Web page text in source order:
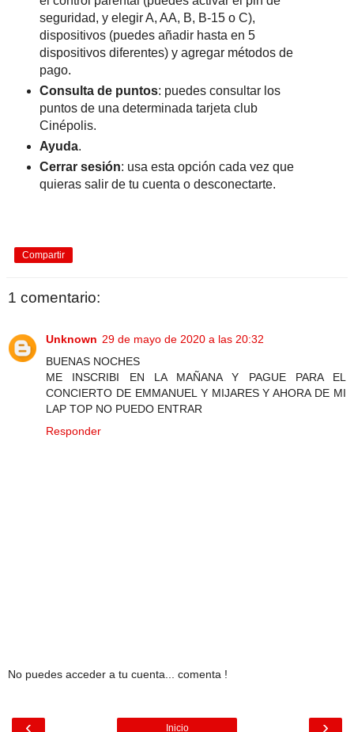
seguridad, y elegir A, AA, B, B-15 o C),
dispositivos (puedes añadir hasta en 5
dispositivos diferentes) y agregar métodos de
pago.
Consulta de puntos: puedes consultar los
puntos de una determinada tarjeta club
Cinépolis.
Ayuda.
Cerrar sesión: usa esta opción cada vez que
quieras salir de tu cuenta o desconectarte.
Compartir
1 comentario:
Unknown 29 de mayo de 2020 a las 20:32
BUENAS NOCHES
ME INSCRIBI EN LA MAÑANA Y PAGUE PARA EL
CONCIERTO DE EMMANUEL Y MIJARES Y AHORA DE MI
LAP TOP NO PUEDO ENTRAR
Responder
No puedes acceder a tu cuenta... comenta !
‹ ›
Inicio